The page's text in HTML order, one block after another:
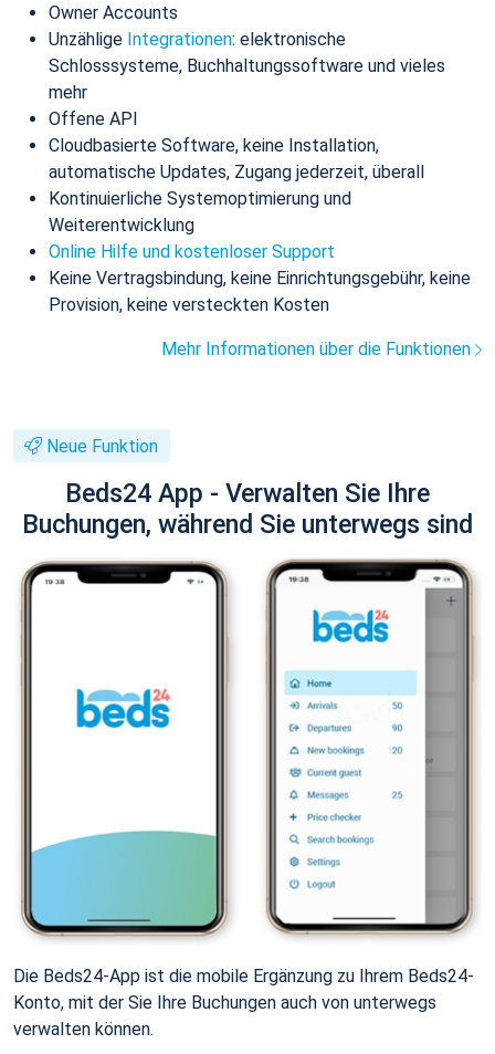
Owner Accounts
Unzählige Integrationen: elektronische
Schlosssysteme, Buchhaltungssoftware und vieles
mehr
Offene API
Cloudbasierte Software, keine Installation,
automatische Updates, Zugang jederzeit, überall
Kontinuierliche Systemoptimierung und
Weiterentwicklung
Online Hilfe und kostenloser Support
Keine Vertragsbindung, keine Einrichtungsgebühr, keine
Provision, keine versteckten Kosten
Mehr Informationen über die Funktionen
Neue Funktion
Beds24 App - Verwalten Sie Ihre
Buchungen, während Sie unterwegs sind
Die Beds24-App ist die mobile Ergänzung zu Ihrem Beds24-
Konto, mit der Sie Ihre Buchungen auch von unterwegs
verwalten können.